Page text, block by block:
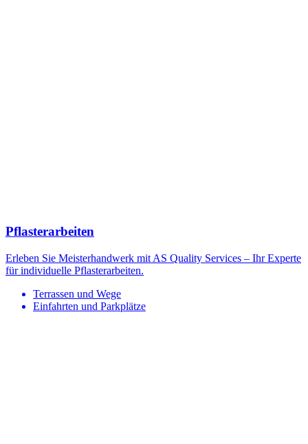
Pflasterarbeiten
Erleben Sie Meisterhandwerk mit AS Quality Services – Ihr Experte
für individuelle Pflasterarbeiten.
Terrassen und Wege
Einfahrten und Parkplätze